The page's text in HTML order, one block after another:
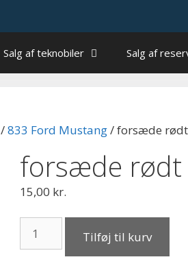
Salg af teknobiler Salg af
/833 Ford Mustang/ forsæde rødt
forsæde rødt
15,00 kr.
rødt
Tilføj til kurv